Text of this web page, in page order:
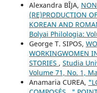
Alexandra BÎJA,
(RE)PRODUCTION
KOREAN AND
Bolyai Philologia:
George T. SIPOS,
WORKINGWOMEN
STORIES , Studia
Volume 71, No. 1,
Anamaria CUREA,